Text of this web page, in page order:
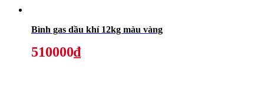
Bình gas dầu khí 12kg màu vàng
510000₫